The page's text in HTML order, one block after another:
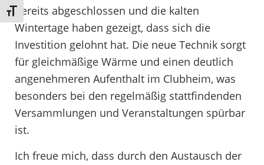
Schrift vergrößern
bereits abgeschlossen und die kalten
Wintertage haben gezeigt, dass sich die
Investition gelohnt hat. Die neue Technik sorgt
für gleichmäßige Wärme und einen deutlich
angenehmeren Aufenthalt im Clubheim, was
besonders bei den regelmäßig stattfindenden
Versammlungen und Veranstaltungen spürbar
ist.
Ich freue mich, dass durch den Austausch der